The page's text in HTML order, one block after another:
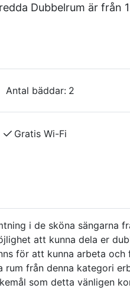
Dubbelrum är från
Antal bäddar: 2
Gratis Wi-Fi
i de sköna sängarna
att kunna dela er
för att kunna arbeta
rum från denna kategori
som detta vänligen